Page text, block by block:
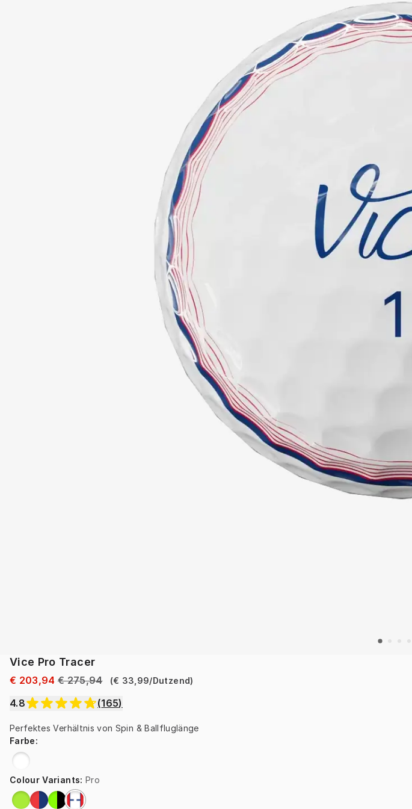
Vice Pro Tracer
€ 203,94 € 275,94 (€ 33,99/Dutzend)
4.8 (165)
Perfektes Verhältnis von Spin & Ballfluglänge
Farbe:
Colour Variants: Pro